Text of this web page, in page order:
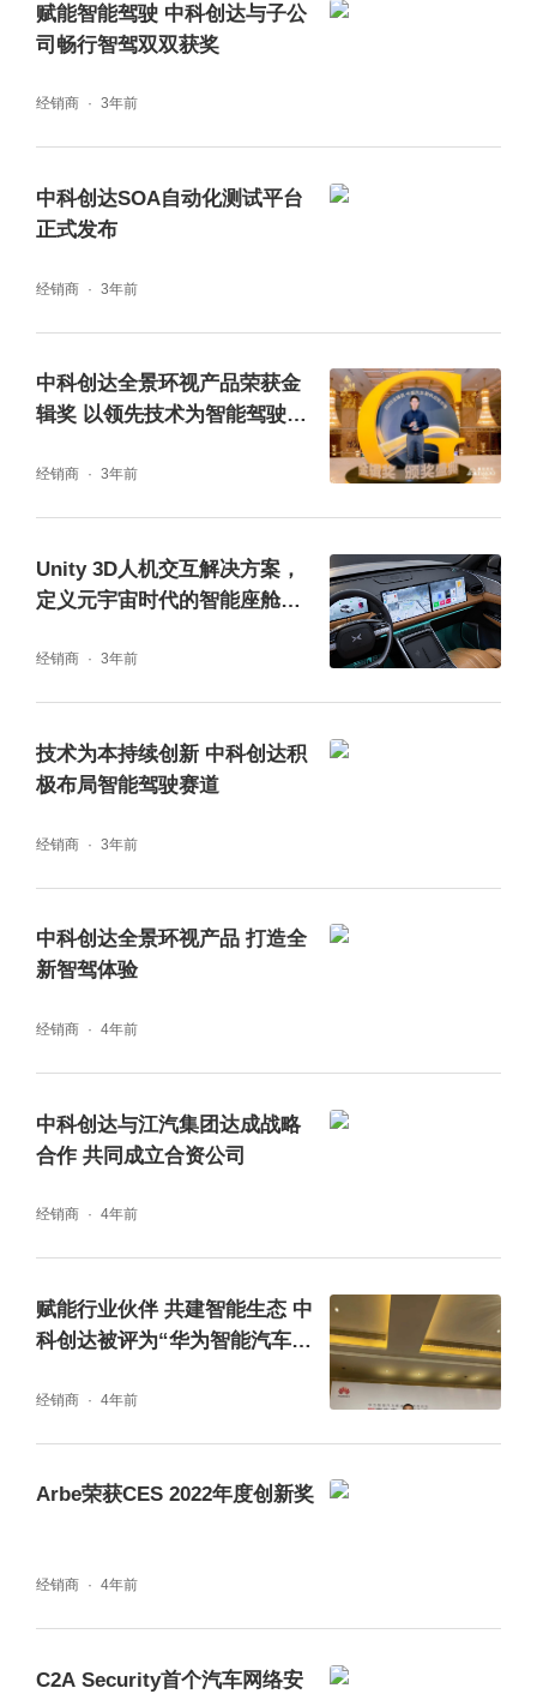
赋能智能驾驶 中科创达与子公
司畅行智驾双双获奖
经销商 3年前
中科创达SOA自动化测试平台
正式发布
经销商 3年前
中科创达全景环视产品荣获金
辑奖 以领先技术为智能驾驶安
经销商 3年前
Unity 3D人机交互解决方案，
定义元宇宙时代的智能座舱体
经销商 3年前
技术为本持续创新 中科创达积
极布局智能驾驶赛道
经销商 3年前
中科创达全景环视产品 打造全
新智驾体验
经销商 4年前
中科创达与江汽集团达成战略
合作 共同成立合资公司
经销商 4年前
赋能行业伙伴 共建智能生态 中
科创达被评为“华为智能汽车解
经销商 4年前
Arbe荣获CES 2022年度创新奖
经销商 4年前
C2A Security首个汽车网络安